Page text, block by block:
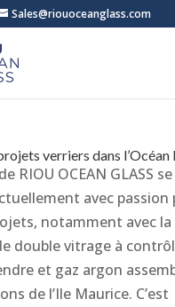
Sales@riouoceanglass.com
verriers dans l’Océan
RIOU OCEAN GLASS se
avec passion
notamment avec la
double vitrage à
et gaz argon
de l’Ile Maurice. C’est